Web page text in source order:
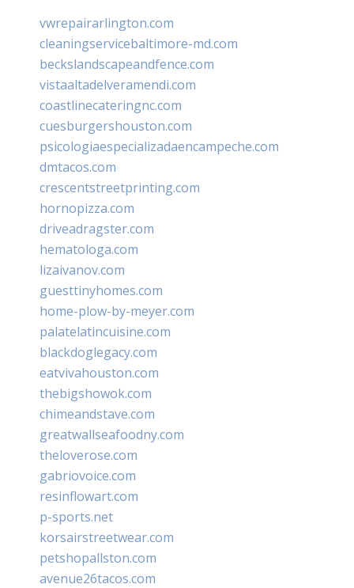
vwrepairarlington.com
cleaningservicebaltimore-md.com
beckslandscapeandfence.com
vistaaltadelveramendi.com
coastlinecateringnc.com
cuesburgershouston.com
psicologiaespecializadaencampeche.com
dmtacos.com
crescentstreetprinting.com
hornopizza.com
driveadragster.com
hematologa.com
lizaivanov.com
guesttinyhomes.com
home-plow-by-meyer.com
palatelatincuisine.com
blackdoglegacy.com
eatvivahouston.com
thebigshowok.com
chimeandstave.com
greatwallseafoodny.com
theloverose.com
gabriovoice.com
resinflowart.com
p-sports.net
korsairstreetwear.com
petshopallston.com
avenue26tacos.com